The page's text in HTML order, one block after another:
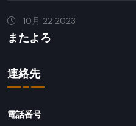
10月 22 2023
またよろ
連絡先
電話番号